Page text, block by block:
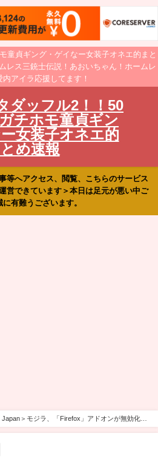
童貞ギング・ゲイなー女装子オネエ的まと
レス三銃士伝説！あおいちゃん！ホームレ
内アイラ応援してます！
ダッフル2！！50
チホモ童貞ギン
女装子オネエ的
め速報
等へアクセス、閲覧、こちらのサービス
営できています＞本日は足元が悪い中ご
に有難うございます。
Japan＞モジラ、「Firefox」アドオンが無効化さ